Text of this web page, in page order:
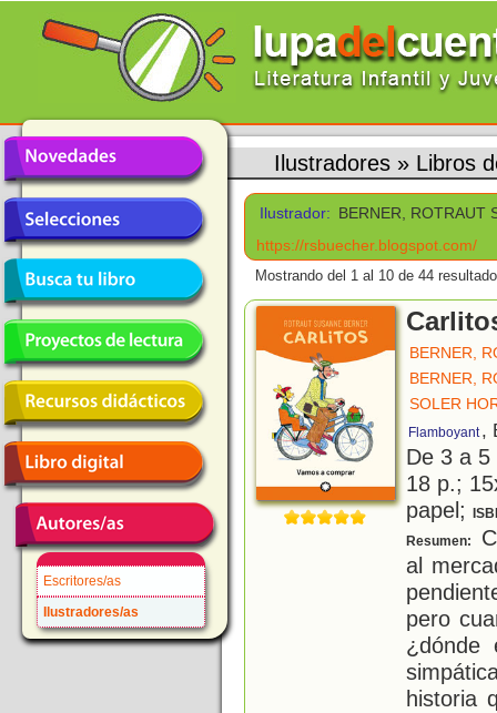
Escritores/as
Ilustradores/as
Ilustradores » Libros
Ilustrador: BERNER, ROTRAUT
https://rsbuecher.blogspot.com/
Mostrando del 1 al 10 de 44
BERNER,
BERNER,
SOLER
Flamboyant ,
De 3 a
18 p.;
papel;
Resumen:
al
pero
¿dónde
historia